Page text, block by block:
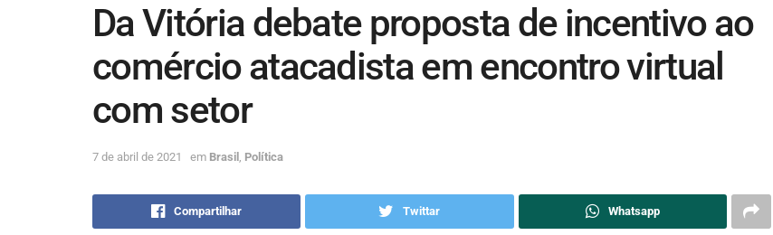
Da Vitória debate proposta de incentivo ao
comércio atacadista em encontro virtual
com setor
7 de abril de 2021 em Brasil Política
Compartilhar Twittar Whatsapp